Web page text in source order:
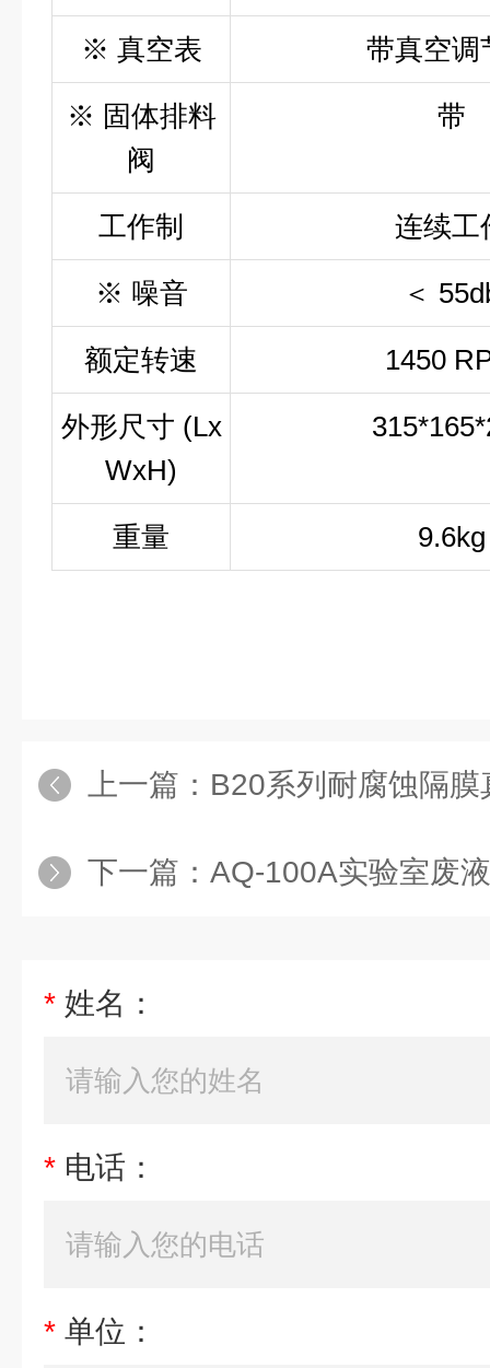
※ 真空表 带真空调
※ 固体排料
阀
带
工作制 连续工
※ 噪音 ＜
额定转速 1450
外形尺寸 (Lx
WxH)
重量 9.6kg
上一篇： B20系列耐腐蚀隔膜
下一篇： AQ-100A实验室废
* 姓名：
* 电话：
* 单位：